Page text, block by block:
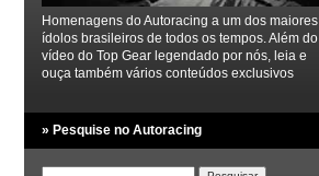
Homenagens do Autoracing a um dos maiores
ídolos brasileiros de todos os tempos. Além do
vídeo do Top Gear legendado por nós, leia e
ouça também vários conteúdos exclusivos
» Pesquise no Autoracing